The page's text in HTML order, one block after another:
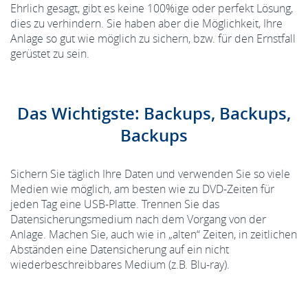
Ehrlich gesagt, gibt es keine 100%ige oder perfekt Lösung,
dies zu verhindern. Sie haben aber die Möglichkeit, Ihre
Anlage so gut wie möglich zu sichern, bzw. für den Ernstfall
gerüstet zu sein.
Das Wichtigste: Backups, Backups,
Backups
Sichern Sie täglich Ihre Daten und verwenden Sie so viele
Medien wie möglich, am besten wie zu DVD-Zeiten für
jeden Tag eine USB-Platte. Trennen Sie das
Datensicherungsmedium nach dem Vorgang von der
Anlage. Machen Sie, auch wie in „alten“ Zeiten, in zeitlichen
Abständen eine Datensicherung auf ein nicht
wiederbeschreibbares Medium (z.B. Blu-ray).